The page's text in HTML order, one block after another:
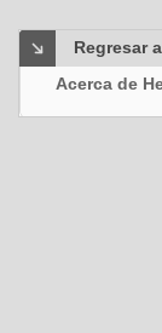
Regresar
Acerca de